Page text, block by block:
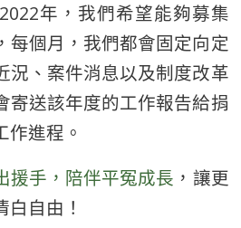
年，我們希望能夠募集
每個月，我們都會固定向定
況、案件消息以及制度改革
寄送該年度的工作報告給捐
進程。
援手，陪伴平冤成長 ，讓更
自由！